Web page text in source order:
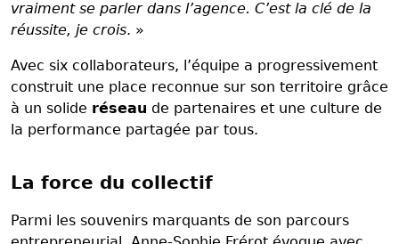
vraiment se parler dans l’agence. C’est la clé de la
réussite, je crois. »
Avec six collaborateurs, l’équipe a progressivement
construit une place reconnue sur son territoire grâce
à un solide réseau de partenaires et une culture de
la performance partagée par tous.
La force du collectif
Parmi les souvenirs marquants de son parcours